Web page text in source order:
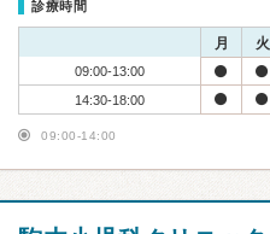
診療時間
月 火
09:00-13:00
14:30-18:00
09:00-14:00